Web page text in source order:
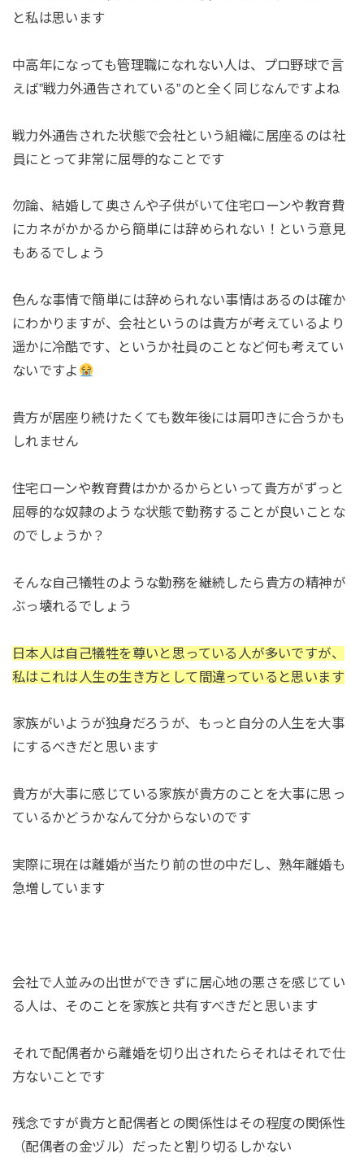
と私は思います
中高年になっても管理職になれない人は、プロ野球で言
えば”戦力外通告されている”のと全く同じなんですよね
戦力外通告された状態で会社という組織に居座るのは社
員にとって非常に屈辱的なことです
勿論、結婚して奥さんや子供がいて住宅ローンや教育費
にカネがかかるから簡単には辞められない！という意見
もあるでしょう
色んな事情で簡単には辞められない事情はあるのは確か
にわかりますが、会社というのは貴方が考えているより
遥かに冷酷です、というか社員のことなど何も考えてい
ないですよ
貴方が居座り続けたくても数年後には肩叩きに合うかも
しれません
住宅ローンや教育費はかかるからといって貴方がずっと
屈辱的な奴隷のような状態で勤務することが良いことな
のでしょうか？
そんな自己犠牲のような勤務を継続したら貴方の精神が
ぶっ壊れるでしょう
日本人は自己犠牲を尊いと思っている人が多いですが、
私はこれは人生の生き方として間違っていると思います
家族がいようが独身だろうが、もっと自分の人生を大事
にするべきだと思います
貴方が大事に感じている家族が貴方のことを大事に思っ
ているかどうかなんて分からないのです
実際に現在は離婚が当たり前の世の中だし、熟年離婚も
急増しています
会社で人並みの出世ができずに居心地の悪さを感じてい
る人は、そのことを家族と共有すべきだと思います
それで配偶者から離婚を切り出されたらそれはそれで仕
方ないことです
残念ですが貴方と配偶者との関係性はその程度の関係性
（配偶者の金ヅル）だったと割り切るしかない